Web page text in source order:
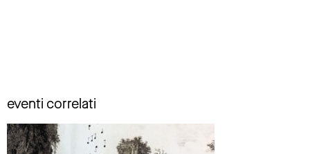
eventi correlati